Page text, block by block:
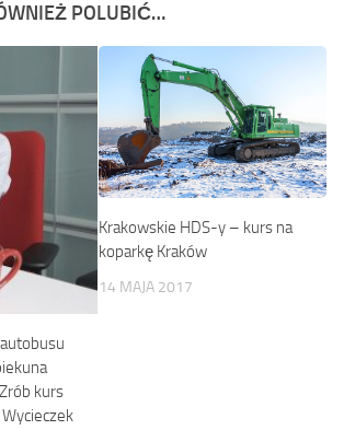
POLUBIĆ…
kurs
Krakowskie HDS-y – kurs na
koparkę Kraków
14 MAJA 2017